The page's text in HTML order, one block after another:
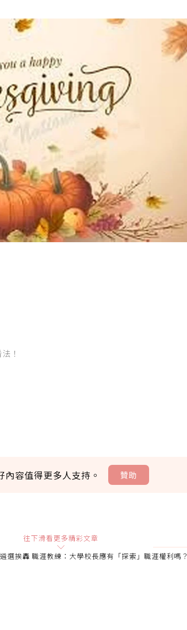
！
容值得更多人支持。 贊助
往下滑看更多精彩文章
選挨轟 職涯教練：大學校長應有「探索」職涯權利嗎？